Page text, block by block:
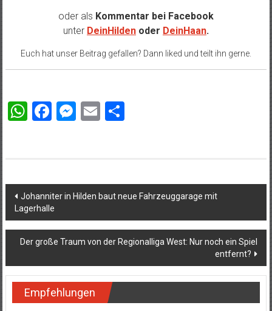
oder als Kommentar bei Facebook
unter DeinHilden oder DeinHaan.
Euch hat unser Beitrag gefallen? Dann liked und teilt ihn gerne.
WhatsApp
Facebook
Messenger
EmailTeilen
Beitragsnavigation
Johanniter in Hilden baut neue Fahrzeuggarage mit
Lagerhalle
Der große Traum von der Regionalliga West: Nur noch ein Spiel
entfernt?
Empfehlungen